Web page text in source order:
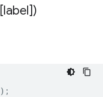
[label])
);